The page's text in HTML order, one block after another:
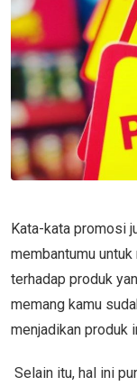
Kata-kata promosi
membantumu
terhadap produk
memang kamu
menjadikan produk
Selain itu, hal ini